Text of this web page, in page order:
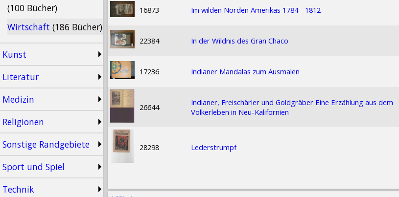
(100 Bücher)
Wirtschaft (186 Bücher)
Kunst
Literatur
Medizin
Religionen
Sonstige Randgebiete
Sport und Spiel
Technik
16873 Im wilden Norden Amerikas 1784 - 1812
22384 In der Wildnis des Gran Chaco
17236 Indianer Mandalas zum Ausmalen
26644
Indianer, Freischärler und Goldgräber Eine Erzählung aus dem
Völkerleben in Neu-Kalifornien
28298 Lederstrumpf